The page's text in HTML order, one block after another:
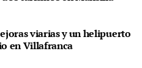
viarias y un helipuerto
en Villafranca